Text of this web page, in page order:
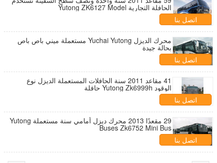
الحافلة التجارية Yutong ZK6127 Model
اتصل بنا
محرك الديزل Yuchai Yutong مستعملة ميني باص باص
بحالة جيدة
اتصل بنا
41 مقاعد 2011 سنة الحافلات المستعملة الديزل نوع
الوقود Yutong Zk6999h حافلة
اتصل بنا
29 مقعدًا 2013 محرك ديزل أمامي سنة مستعملة Yutong
Buses Zk6752 Mini Bus
اتصل بنا